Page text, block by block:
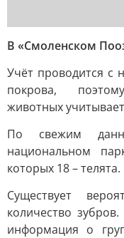
В «Смоленском
Учёт проводится с
покрова,
животных
По свежим
национальном
которых 18 – телята.
Существует
количество
информация о